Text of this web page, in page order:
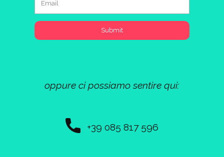
Submit
oppure ci possiamo sentire qui:
+39 085 817 596